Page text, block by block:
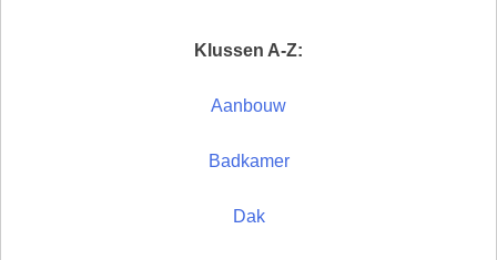
Klussen A-Z:
Aanbouw
Badkamer
Dak